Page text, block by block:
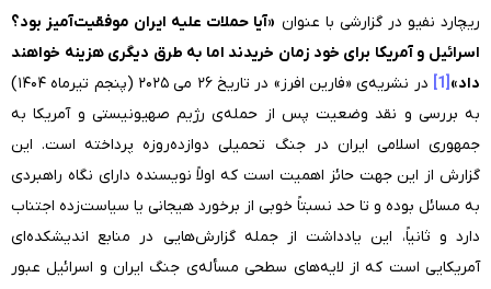
ریچارد نفیو در گزارشی با عنوان «آیا حملات علیه ایران موفقیت‌آمیز بود؟
اسرائیل و آمریکا برای خود زمان خریدند اما به طرق دیگری هزینه خواهند
داد» [1]
در نشریه‌ی «فارین افرز» در تاریخ ۲۶ می ۲۰۲۵ (پنجم تیرماه ۱۴۰۴)
به بررسی و نقد وضعیت پس از حمله‌ی رژیم صهیونیستی و آمریکا به
جمهوری اسلامی ایران در جنگ تحمیلی دوازده‌روزه پرداخته است. این
گزارش از این جهت حائز اهمیت است که اولاً نویسنده دارای نگاه راهبردی
به مسائل بوده و تا حد نسبتاً خوبی از برخورد هیجانی یا سیاست‌زده اجتناب
دارد و ثانیاً، این یادداشت از جمله گزارش‌هایی در منابع اندیشکده‌ای
آمریکایی است که از لایه‌های سطحی مسأله‌ی جنگ ایران و اسرائیل عبور